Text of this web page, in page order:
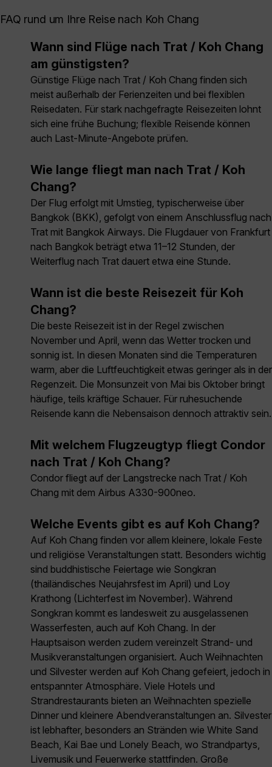
FAQ rund um Ihre Reise nach Koh Chang
Wann sind Flüge nach Trat / Koh Chang
am günstigsten?
Günstige Flüge nach Trat / Koh Chang finden sich
meist außerhalb der Ferienzeiten und bei flexiblen
Reisedaten. Für stark nachgefragte Reisezeiten lohnt
sich eine frühe Buchung; flexible Reisende können
auch Last-Minute-Angebote prüfen.
Wie lange fliegt man nach Trat / Koh
Chang?
Der Flug erfolgt mit Umstieg, typischerweise über
Bangkok (BKK), gefolgt von einem Anschlussflug nach
Trat mit Bangkok Airways. Die Flugdauer von Frankfurt
nach Bangkok beträgt etwa 11–12 Stunden, der
Weiterflug nach Trat dauert etwa eine Stunde.
Wann ist die beste Reisezeit für Koh
Chang?
Die beste Reisezeit ist in der Regel zwischen
November und April, wenn das Wetter trocken und
sonnig ist. In diesen Monaten sind die Temperaturen
warm, aber die Luftfeuchtigkeit etwas geringer als in der
Regenzeit. Die Monsunzeit von Mai bis Oktober bringt
häufige, teils kräftige Schauer. Für ruhesuchende
Reisende kann die Nebensaison dennoch attraktiv sein.
Mit welchem Flugzeugtyp fliegt Condor
nach Trat / Koh Chang?
Condor fliegt auf der Langstrecke nach Trat / Koh
Chang mit dem Airbus A330-900neo.
Welche Events gibt es auf Koh Chang?
Auf Koh Chang finden vor allem kleinere, lokale Feste
und religiöse Veranstaltungen statt. Besonders wichtig
sind buddhistische Feiertage wie Songkran
(thailändisches Neujahrsfest im April) und Loy
Krathong (Lichterfest im November). Während
Songkran kommt es landesweit zu ausgelassenen
Wasserfesten, auch auf Koh Chang. In der
Hauptsaison werden zudem vereinzelt Strand- und
Musikveranstaltungen organisiert. Auch Weihnachten
und Silvester werden auf Koh Chang gefeiert, jedoch in
entspannter Atmosphäre. Viele Hotels und
Strandrestaurants bieten an Weihnachten spezielle
Dinner und kleinere Abendveranstaltungen an. Silvester
ist lebhafter, besonders an Stränden wie White Sand
Beach, Kai Bae und Lonely Beach, wo Strandpartys,
Livemusik und Feuerwerke stattfinden. Große